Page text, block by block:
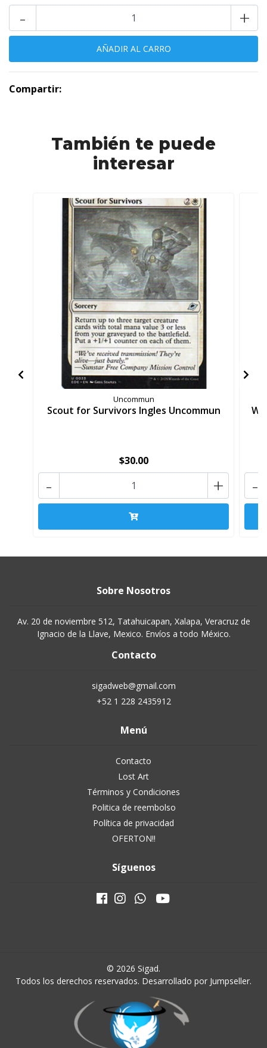
+
-
Compartir:
También te puede
interesar
Uncommun
Scout for Survivors Ingles Uncommun
$30.00
+
- -
Sobre Nosotros
Av. 20 de noviembre 512, Tatahuicapan, Xalapa, Veracruz de
Ignacio de la Llave, Mexico. Envíos a todo México.
Contacto
sigadweb@gmail.com
+52 1 228 2435912
Menú
Contacto
Lost Art
Términos y Condiciones
Politica de reembolso
Política de privacidad
OFERTON!!
Síguenos
© 2026 Sigad.
Todos los derechos reservados. Desarrollado por Jumpseller.